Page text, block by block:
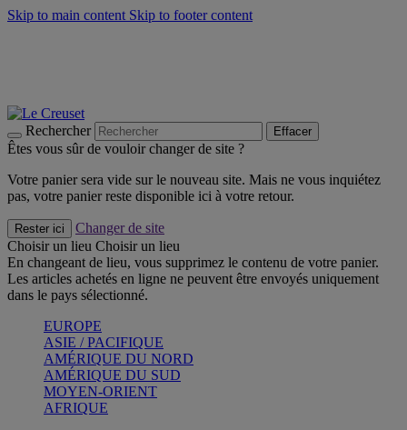
Skip to main content Skip to footer content
Rechercher Effacer
Êtes vous sûr de vouloir changer de site ?
Votre panier sera vide sur le nouveau site. Mais ne vous inquiétez
pas, votre panier reste disponible ici à votre retour.
Rester ici
Changer de site
Choisir un lieu Choisir un lieu
En changeant de lieu, vous supprimez le contenu de votre panier.
Les articles achetés en ligne ne peuvent être envoyés uniquement
dans le pays sélectionné.
EUROPE
ASIE / PACIFIQUE
AMÉRIQUE DU NORD
AMÉRIQUE DU SUD
MOYEN-ORIENT
AFRIQUE